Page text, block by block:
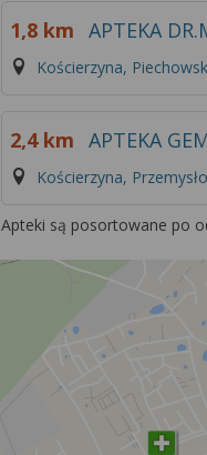
1,8 km APTEKA
Kościerzyna,
2,4 km APTEKA
Kościerzyna,
Apteki są posortowane po